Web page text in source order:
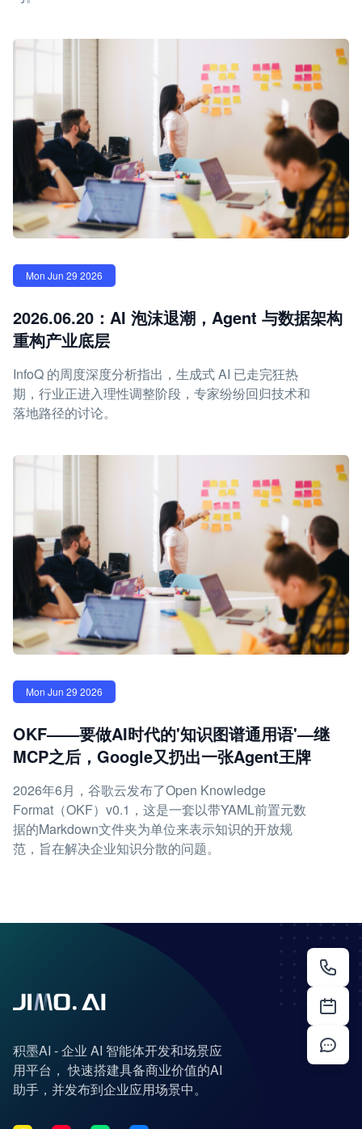
Mon Jun 29 2026
2026.06.20：AI 泡沫退潮，Agent 与数据架构
重构产业底层
InfoQ 的周度深度分析指出，生成式 AI 已走完狂热
期，行业正进入理性调整阶段，专家纷纷回归技术和
落地路径的讨论。
Mon Jun 29 2026
OKF——要做AI时代的'知识图谱通用语'—继
MCP之后，Google又扔出一张Agent王牌
2026年6月，谷歌云发布了Open Knowledge
Format（OKF）v0.1，这是一套以带YAML前置元数
据的Markdown文件夹为单位来表示知识的开放规
范，旨在解决企业知识分散的问题。
积墨AI - 企业 AI 智能体开发和场景应
用平台， 快速搭建具备商业价值的AI
助手，并发布到企业应用场景中。